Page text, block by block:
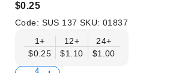
$0.25
Code: SUS 137 SKU:01837
1+
$0.25
12+
$1.10
24+
$1.00